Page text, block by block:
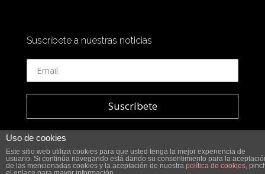
Suscríbete a nuestras noticias
© 2018 SidesOut. All Rights Reserved.
Uso de cookies
Este sitio web utiliza cookies para que usted tenga la mejor experiencia de
usuario. Si continúa navegando está dando su consentimiento para la
de las mencionadas cookies y la aceptación de nuestra política de cookies,